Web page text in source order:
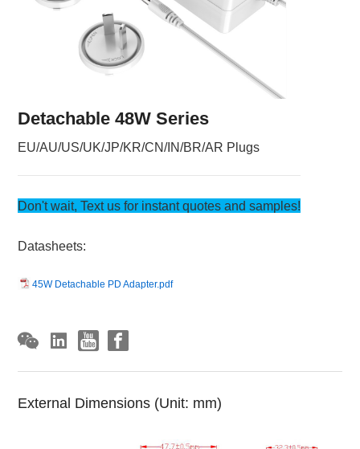
Detachable 48W Series
EU/AU/US/UK/JP/KR/CN/IN/BR/AR Plugs
Don't wait, Text us for instant quotes and samples!
Datasheets:
45W Detachable PD Adapter.pdf
External Dimensions (Unit: mm)